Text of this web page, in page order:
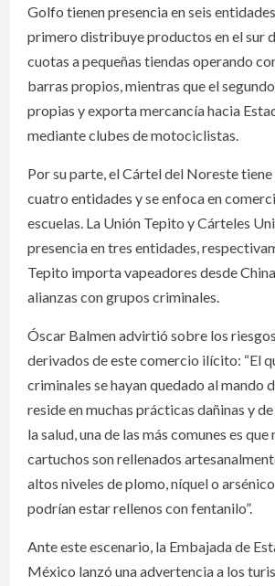
Golfo tienen presencia en seis
primero distribuye productos en el sur
cuotas a pequeñas tiendas operando
barras propios, mientras que el
propias y exporta mercancía hacia
mediante clubes de motociclistas.
Por su parte, el Cártel del Noreste tiene
cuatro entidades y se enfoca en
escuelas. La Unión Tepito y Cárteles
presencia en tres entidades,
Tepito importa vapeadores desde
alianzas con grupos criminales.
Óscar Balmen advirtió sobre los
derivados de este comercio ilícito: “El
criminales se hayan quedado al mando
reside en muchas prácticas dañinas y
la salud, una de las más comunes es que
cartuchos son rellenados
altos niveles de plomo, níquel o
podrían estar rellenos con fentanilo”.
Ante este escenario, la Embajada de
México lanzó una advertencia a los